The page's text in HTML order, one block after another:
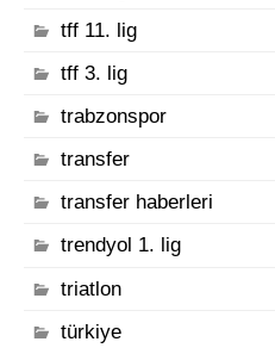
tff 11. lig
tff 3. lig
trabzonspor
transfer
transfer haberleri
trendyol 1. lig
triatlon
türkiye